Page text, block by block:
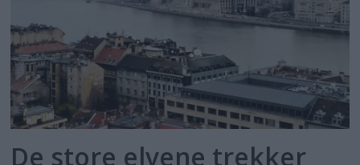
De store elvene trekker